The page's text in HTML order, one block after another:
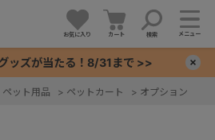
お気に入り カート 検索 メニュー
ッズが当たる！8/31まで >>
ペット用品 > ペットカート > オプション